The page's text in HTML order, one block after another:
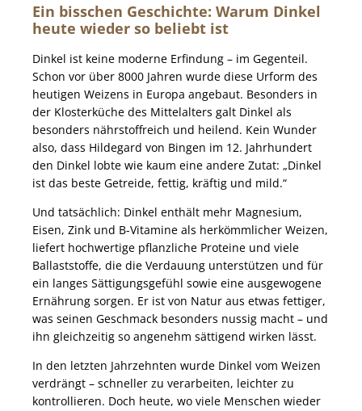
Ein bisschen Geschichte: Warum Dinkel
heute wieder so beliebt ist
Dinkel ist keine moderne Erfindung – im Gegenteil.
Schon vor über 8000 Jahren wurde diese Urform des
heutigen Weizens in Europa angebaut. Besonders in
der Klosterküche des Mittelalters galt Dinkel als
besonders nährstoffreich und heilend. Kein Wunder
also, dass Hildegard von Bingen im 12. Jahrhundert
den Dinkel lobte wie kaum eine andere Zutat: „Dinkel
ist das beste Getreide, fettig, kräftig und mild.“
Und tatsächlich: Dinkel enthält mehr Magnesium,
Eisen, Zink und B-Vitamine als herkömmlicher Weizen,
liefert hochwertige pflanzliche Proteine und viele
Ballaststoffe, die die Verdauung unterstützen und für
ein langes Sättigungsgefühl sowie eine ausgewogene
Ernährung sorgen. Er ist von Natur aus etwas fettiger,
was seinen Geschmack besonders nussig macht – und
ihn gleichzeitig so angenehm sättigend wirken lässt.
In den letzten Jahrzehnten wurde Dinkel vom Weizen
verdrängt – schneller zu verarbeiten, leichter zu
kontrollieren. Doch heute, wo viele Menschen wieder